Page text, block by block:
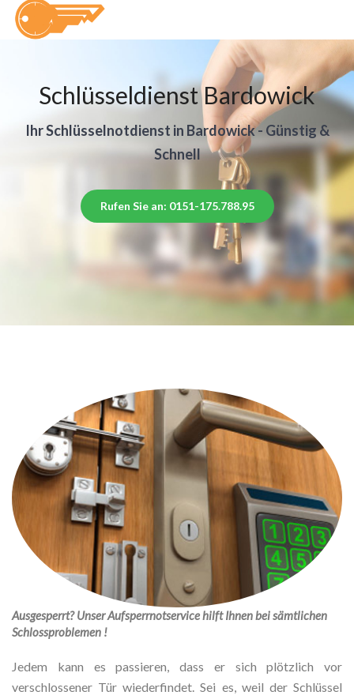
Schlüsseldienst Bardowick
Ihr Schlüsselnotdienst in Bardowick - Günstig &
Schnell
Rufen Sie an: 0151-175.788.95
Ausgesperrt? Unser Aufsperrnotservice hilft Ihnen bei sämtlichen
Schlossproblemen !
Jedem kann es passieren, dass er sich plötzlich vor
verschlossener Tür wiederfindet. Sei es, weil der Schlüssel